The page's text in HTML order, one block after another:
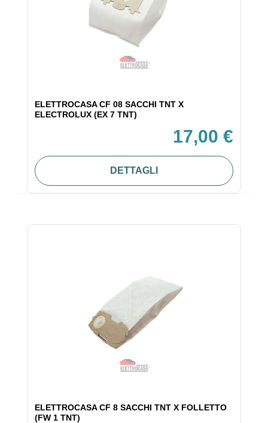
ELETTROCASA CF 08 SACCHI TNT X
ELECTROLUX (EX 7 TNT)
17,00 €
DETTAGLI
ELETTROCASA CF 8 SACCHI TNT X FOLLETTO
(FW 1 TNT)